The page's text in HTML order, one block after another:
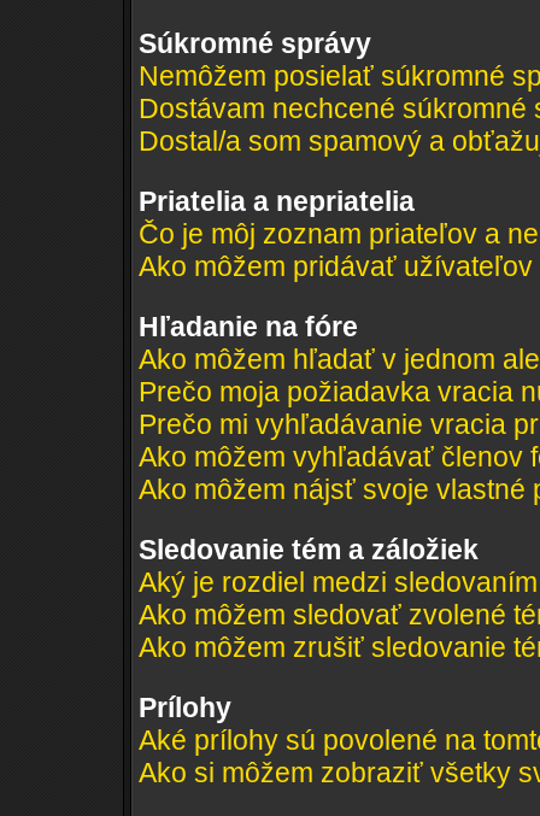
Súkromné správy
Nemôžem posielať súkromné
Dostávam nechcené súkromné
Dostal/a som spamový a
Priatelia a nepriatelia
Čo je môj zoznam priateľov a
Ako môžem pridávať
Hľadanie na fóre
Ako môžem hľadať v jednom
Prečo moja požiadavka vracia
Prečo mi vyhľadávanie vracia
Ako môžem vyhľadávať členov
Ako môžem nájsť svoje vlastné
Sledovanie tém a záložiek
Aký je rozdiel medzi
Ako môžem sledovať zvolené
Ako môžem zrušiť sledovanie
Prílohy
Aké prílohy sú povolené na
Ako si môžem zobraziť všetky